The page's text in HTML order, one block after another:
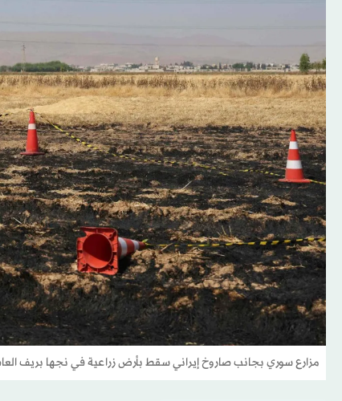
مزارع سوري بجانب صاروخ إيراني سقط بأرض زراعية في نجها بريف العاصمة